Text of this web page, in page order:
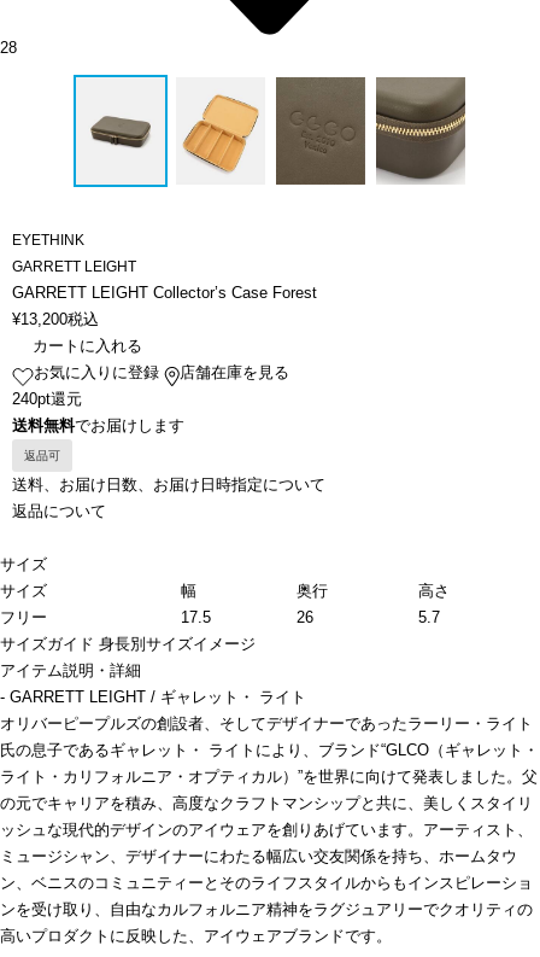
28
EYETHINK
GARRETT LEIGHT
GARRETT LEIGHT Collector’s Case Forest
¥13,200税込
カートに入れる
お気に入りに登録
店舗在庫を見る
240pt還元
送料無料でお届けします
返品可
送料、お届け日数、お届け日時指定について
返品について
サイズ
サイズ
幅 奥行
高さ
フリー
17.5 26
5.7
サイズガイド 身長別サイズイメージ
アイテム説明・詳細
- GARRETT LEIGHT / ギャレット・ ライト
オリバーピープルズの創設者、そしてデザイナーであったラーリー・ライト
氏の息子であるギャレット・ ライトにより、ブランド“GLCO（ギャレット・
ライト・カリフォルニア・オプティカル）”を世界に向けて発表しました。父
の元でキャリアを積み、高度なクラフトマンシップと共に、美しくスタイリ
ッシュな現代的デザインのアイウェアを創りあげています。アーティスト、
ミュージシャン、デザイナーにわたる幅広い交友関係を持ち、ホームタウ
ン、ベニスのコミュニティーとそのライフスタイルからもインスピレーショ
ンを受け取り、自由なカルフォルニア精神をラグジュアリーでクオリティの
高いプロダクトに反映した、アイウェアブランドです。